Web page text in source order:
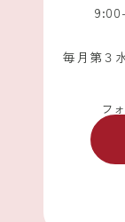
毎月第３
フ